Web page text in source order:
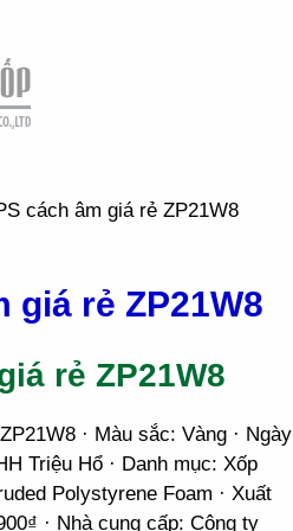
cách âm giá rẻ ZP21W8
giá rẻ ZP21W8
rẻ ZP21W8
· Màu sắc: Vàng · Ngày
Triệu Hổ · Danh mục: Xốp
Polystyrene Foam · Xuất
· Nhà cung cấp: Công ty